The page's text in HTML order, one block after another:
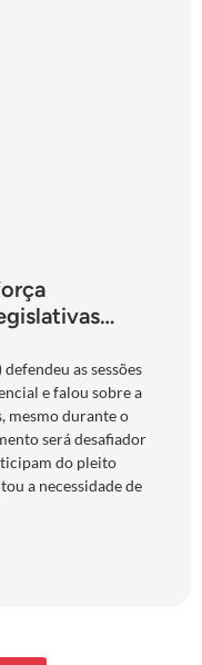
Goiás”as sessões
e falou sobre a
mesmo durante o
será desafiador
do pleito
a necessidade de